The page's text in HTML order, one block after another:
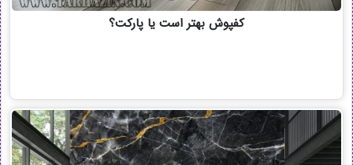
کفپوش بهتر است یا پارکت؟